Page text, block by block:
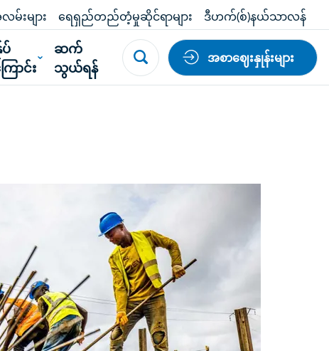
များ ရေရှည်တည်တံ့မှုဆိုင်ရာများ ဒီဟက်(စ်)နယ်သာလန်
ာင်း
ဆက်
သွယ်ရန်
အစာဈေးနှုန်းများ